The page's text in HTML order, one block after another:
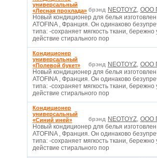
универсальный
«Лесная прохлада» брэнд NEOTOYZ, ООО
Новый кондиционер для белья
ATOFINA , Франция. Он одинаково
типа: -сохраняет мягкость ткани,
действие стирального пор
Кондиционер
универсальный
«Полевой букет»
брэнд NEOTOYZ, ООО
Новый кондиционер для белья
ATOFINA , Франция. Он одинаково
типа: -сохраняет мягкость ткани,
действие стирального пор
Кондиционер
универсальный
«Синий иней»
брэнд NEOTOYZ, ООО
Новый кондиционер для белья
ATOFINA , Франция. Он одинаково
типа: -сохраняет мягкость ткани,
действие стирального пор